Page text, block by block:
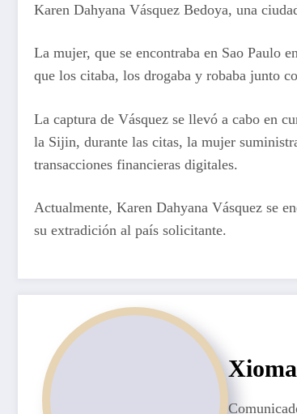
Karen Dahyana Vásquez Bedoya, una
La mujer, que se encontraba en Sao Paulo
que los citaba, los drogaba y robaba junto
La captura de Vásquez se llevó a cabo en
la Sijin, durante las citas, la mujer
transacciones financieras digitales.
Actualmente, Karen Dahyana Vásquez se
su extradición al país solicitante.